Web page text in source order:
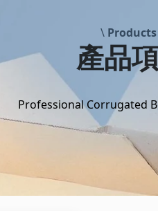
\ Products
產品
Professional Corrugated